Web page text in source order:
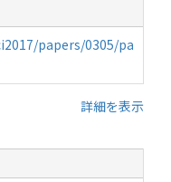
papers/0305/pa
詳細を表示